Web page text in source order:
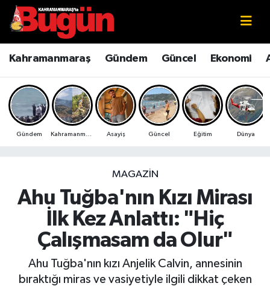
Kahramanmaraş Gündem Güncel Ekonomi
Gündem Asayiş Güncel Eğitim Dünya
MAGAZIN
Ahu Tuğba'nın Kızı Mirası
İlk Kez Anlattı: "Hiç
Çalışmasam da Olur"
Ahu Tuğba'nın kızı Anjelik Calvin, annesinin
bıraktığı miras ve vasiyetiyle ilgili dikkat çeken
Kahramanmaraş
Kahramanmaraş Sokak Röportajları
Bilim ve Teknoloji
Çevre
Ekonomi
Genel
Güncel
Kahramanmaraş Nöbetçi Eczaneler
Kahramanmaraş Hava Durumu
Kahramanmaraş Namaz Vakitleri
Kahramanmaraş Trafik Yoğunluk Haritası
Süper Lig Puan Durumu ve Fikstür
Tüm Manşetler
Son Dakika Haberleri
Haber Arşivi